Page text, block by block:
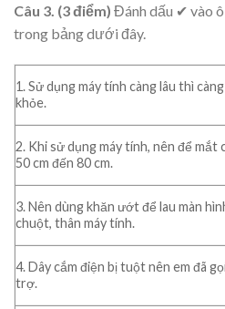
Câu 3. (3 điểm) Đánh dấu ✔ vào
trong bảng dưới đây.
1. Sử dụng máy tính càng lâu thì
khỏe.
2. Khi sử dụng máy tính, nên để mắt
50 cm đến 80 cm.
3. Nên dùng khăn ướt để lau màn
chuột, thân máy tính.
4. Dây cắm điện bị tuột nên em đã
trợ.